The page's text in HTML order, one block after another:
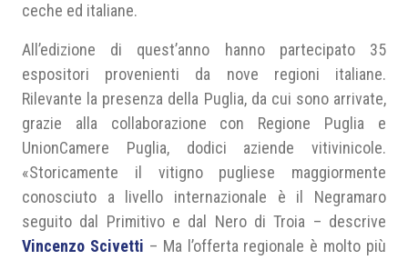
ceche ed italiane.
All’edizione di quest’anno hanno partecipato 35
espositori provenienti da nove regioni italiane.
Rilevante la presenza della Puglia, da cui sono arrivate,
grazie alla collaborazione con Regione Puglia e
UnionCamere Puglia, dodici aziende vitivinicole.
«Storicamente il vitigno pugliese maggiormente
conosciuto a livello internazionale è il Negramaro
seguito dal Primitivo e dal Nero di Troia – descrive
Vincenzo Scivetti – Ma l’offerta regionale è molto più